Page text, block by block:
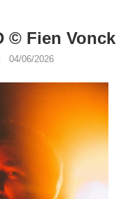
© Fien Vonck
04/06/2026